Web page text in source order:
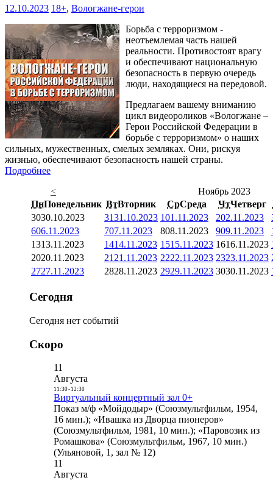
12.10.2023 18+, Вологжане-герои
Борьба с терроризмом -
неотъемлемая часть нашей
реальности. Противостоят врагу
и обеспечивают национальную
безопасность в первую очередь
люди, находящиеся на передовой.
Предлагаем вашему вниманию
цикл видеороликов «Вологжане –
Герои Российской Федерации в
борьбе с терроризмом» о наших
сильных, мужественных, смелых земляках. Они, рискуя
жизнью, обеспечивают безопасность нашей страны.
Подробнее
<
Ноябрь 2023
ПнПонедельник ВтВторник СрСреда ЧтЧетверг
3030.10.2023 3131.10.2023 101.11.2023 202.11.2023
606.11.2023 707.11.2023 808.11.2023 909.11.2023
1313.11.2023 1414.11.2023 1515.11.2023 1616.11.2023
2020.11.2023 2121.11.2023 2222.11.2023 2323.11.2023
2727.11.2023 2828.11.2023 2929.11.2023 3030.11.2023
Сегодня
Сегодня нет событий
Скоро
11
Августа
11:30- 12:30
Виртуальный концертный зал 0+
Показ м/ф «Мойдодыр» (Союзмультфильм, 1954,
16 мин.); «Ивашка из Дворца пионеров»
(Союзмультфильм, 1981, 10 мин.); «Паровозик из
Ромашкова» (Союзмультфильм, 1967, 10 мин.)
(Ульяновой, 1, зал № 12)
11
Августа